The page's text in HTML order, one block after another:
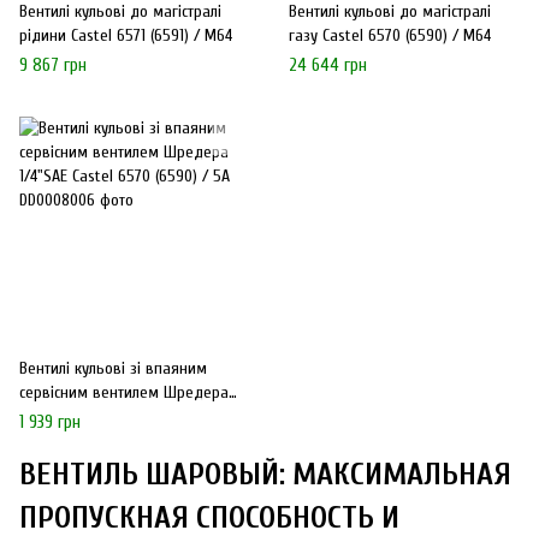
Вентилі кульові до магістралі
рідини Castel 6571 (6591) / M64
9 867 грн
Вентилі кульові до магістралі
газу Castel 6570 (6590) / M64
24 644 грн
Вентилі кульові зі впаяним
сервісним вентилем Шредера
1/4"SAE Castel 6570 (6590) / 5A
1 939 грн
ВЕНТИЛЬ ШАРОВЫЙ: МАКСИМАЛЬНАЯ
ПРОПУСКНАЯ СПОСОБНОСТЬ И